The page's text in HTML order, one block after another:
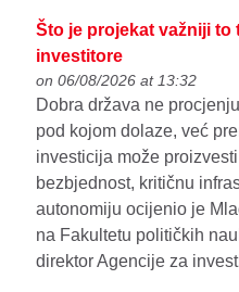
Što je projekat važniji
investitore
on 06/08/2026 at 13:32
Dobra država ne
pod kojom dolaze, već
investicija može
bezbjednost, kritičnu
autonomiju ocijenio je
na Fakultetu političkih
direktor Agencije za